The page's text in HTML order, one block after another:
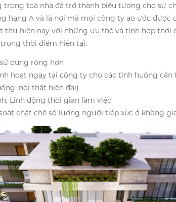
trong toà nhà đã trở thành biểu tượng cho sự
hạng A và là nơi mà mọi công ty ao ước được
thự hiện nay với những ưu thế và tính hợp thời
thời điểm hiện tại.
dụng rộng hơn
hoạt ngay tại công ty cho các tình huống cần
nội thất hiện đại)
Linh động thời gian làm việc
chặt chẽ số lượng người tiếp xúc ở không